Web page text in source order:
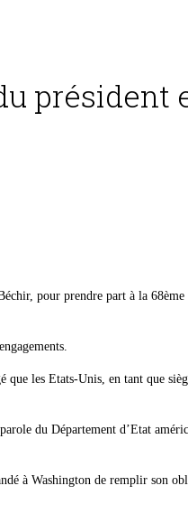
président
pour prendre part à la 68ème
les Etats-Unis, en tant que
du Département d’Etat
à Washington de remplir son